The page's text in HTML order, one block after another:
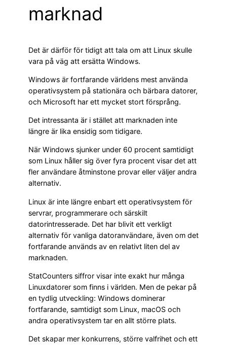
marknad
Det är därför för tidigt att tala om att Linux skulle
vara på väg att ersätta Windows.
Windows är fortfarande världens mest använda
operativsystem på stationära och bärbara datorer,
och Microsoft har ett mycket stort försprång.
Det intressanta är i stället att marknaden inte
längre är lika ensidig som tidigare.
När Windows sjunker under 60 procent samtidigt
som Linux håller sig över fyra procent visar det att
fler användare åtminstone provar eller väljer andra
alternativ.
Linux är inte längre enbart ett operativsystem för
servrar, programmerare och särskilt
datorintresserade. Det har blivit ett verkligt
alternativ för vanliga datoranvändare, även om det
fortfarande används av en relativt liten del av
marknaden.
StatCounters siffror visar inte exakt hur många
Linuxdatorer som finns i världen. Men de pekar på
en tydlig utveckling: Windows dominerar
fortfarande, samtidigt som Linux, macOS och
andra operativsystem tar en allt större plats.
Det skapar mer konkurrens, större valfrihet och ett